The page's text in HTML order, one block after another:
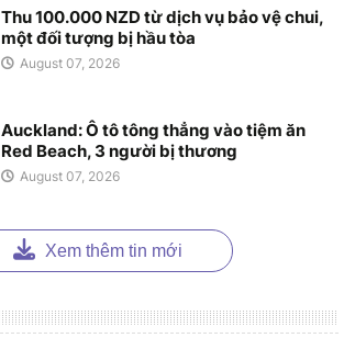
Thu 100.000 NZD từ dịch vụ bảo vệ chui,
một đối tượng bị hầu tòa
August 07, 2026
Auckland: Ô tô tông thẳng vào tiệm ăn
Red Beach, 3 người bị thương
August 07, 2026
Xem thêm tin mới